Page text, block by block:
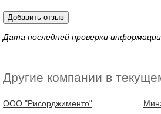
Дата последней проверки
Другие компании в
OOO "Рисорджименто"